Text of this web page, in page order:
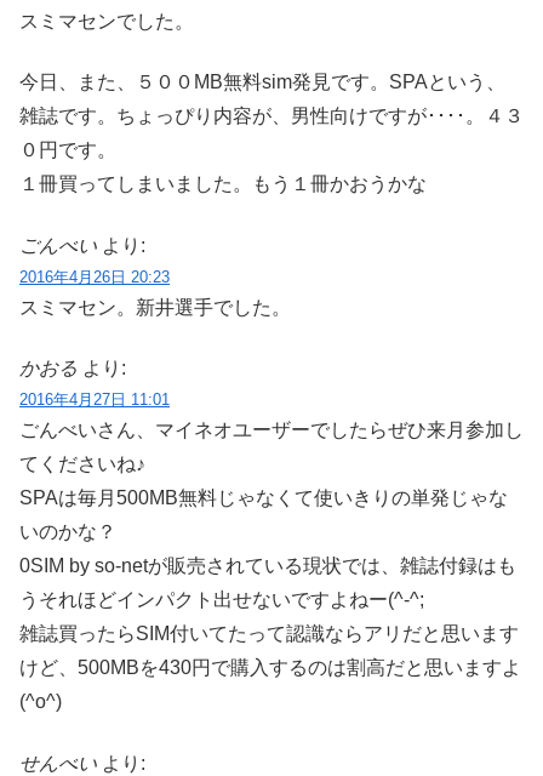
スミマセンでした。
今日、また、５００MB無料sim発見です。SPAという、
雑誌です。ちょっぴり内容が、男性向けですが････。４３
０円です。
１冊買ってしまいました。もう１冊かおうかな
ごんべい より:
2016年4月26日 20:23
スミマセン。新井選手でした。
かおる より:
2016年4月27日 11:01
ごんべいさん、マイネオユーザーでしたらぜひ来月参加し
てくださいね♪
SPAは毎月500MB無料じゃなくて使いきりの単発じゃな
いのかな？
0SIM by so-netが販売されている現状では、雑誌付録はも
うそれほどインパクト出せないですよねー(^-^;
雑誌買ったらSIM付いてたって認識ならアリだと思います
けど、500MBを430円で購入するのは割高だと思いますよ
(^o^)
せんべい より: